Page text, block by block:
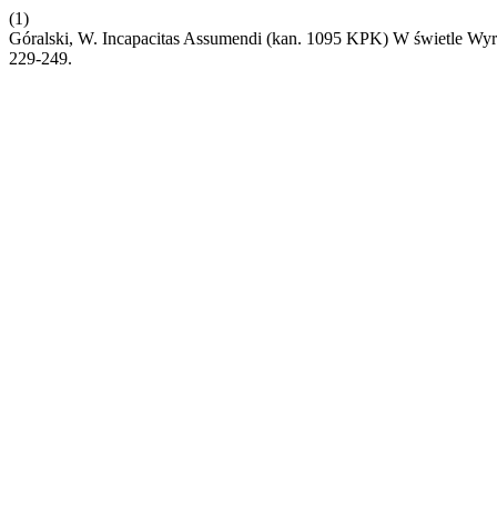
(1)
Góralski, W. Incapacitas Assumendi (kan. 1095 KPK) W świetle
229-249.